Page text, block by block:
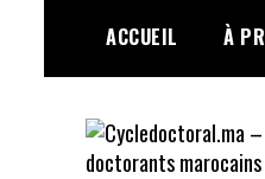
content
ACCUEIL À